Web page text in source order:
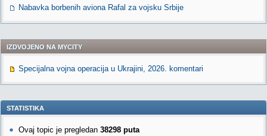
Nabavka borbenih aviona Rafal za vojsku Srbije
IZDVOJENO NA MYCITY
Specijalna vojna operacija u Ukrajini, 2026. komentari
STATISTIKA
Ovaj topic je pregledan 38298 puta